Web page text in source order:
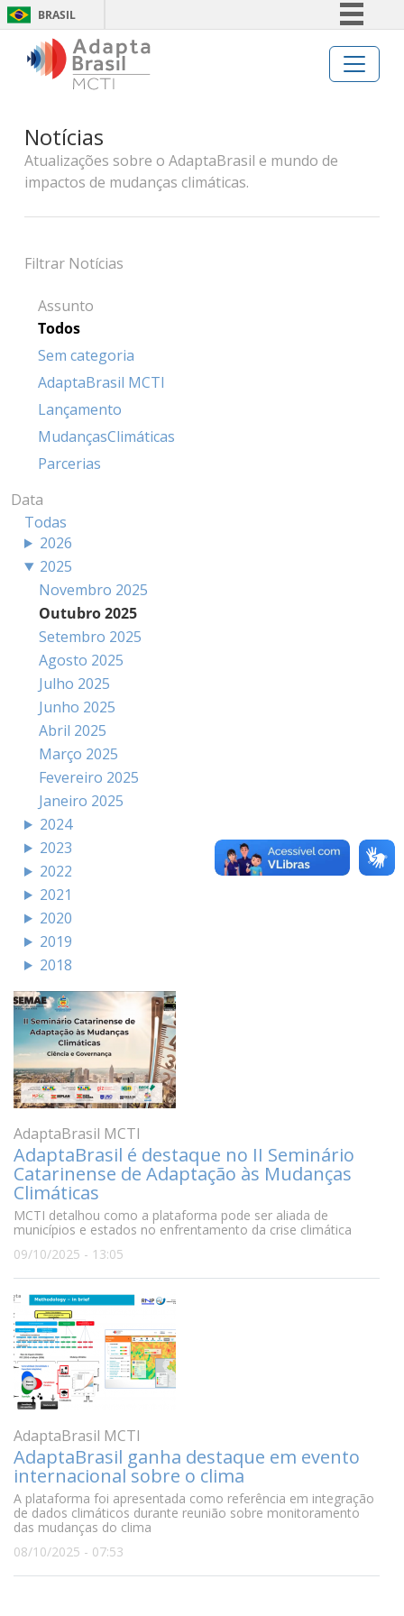
BRASIL
Legislação
Notícias
Atualizações sobre o AdaptaBrasil e mundo de
impactos de mudanças climáticas.
AdaptaBrasil MCTI
AdaptaBrasil é destaque no II Seminário
Catarinense de Adaptação às Mudanças
Climáticas
MCTI detalhou como a plataforma pode ser aliada de
municípios e estados no enfrentamento da crise climática
09/10/2025 - 13:05
AdaptaBrasil MCTI
AdaptaBrasil ganha destaque em evento
internacional sobre o clima
A plataforma foi apresentada como referência em integração
de dados climáticos durante reunião sobre monitoramento
das mudanças do clima
08/10/2025 - 07:53
Filtrar Notícias
Assunto
Todos
Sem categoria
AdaptaBrasil MCTI
Lançamento
MudançasClimáticas
Parcerias
Data
Todas
2026
2025
Novembro 2025
Outubro 2025
Setembro 2025
Agosto 2025
Julho 2025
Junho 2025
Abril 2025
Março 2025
Fevereiro 2025
Janeiro 2025
2024
2023
2022
2021
2020
2019
2018